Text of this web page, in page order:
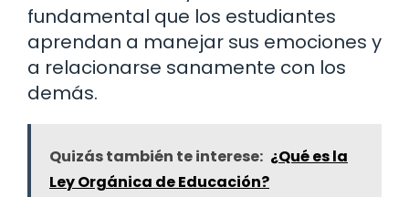
fundamental que los estudiantes
aprendan a manejar sus emociones y
a relacionarse sanamente con los
demás.
Quizás también te interese: ¿Qué es la
Ley Orgánica de Educación?